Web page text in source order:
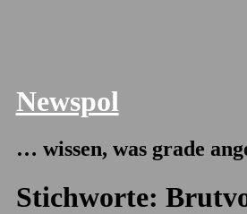
Newspol
… wissen, was grade
Stichworte: